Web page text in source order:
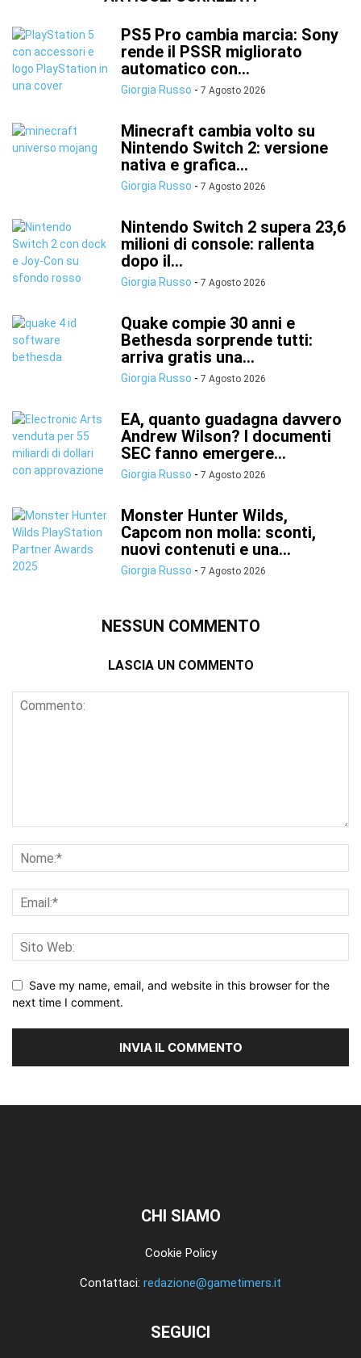
PS5 Pro cambia marcia: Sony
rende il PSSR migliorato
automatico con...
Giorgia Russo - 7 Agosto 2026
Minecraft cambia volto su
Nintendo Switch 2: versione
nativa e grafica...
Giorgia Russo - 7 Agosto 2026
Nintendo Switch 2 supera 23,6
milioni di console: rallenta
dopo il...
Giorgia Russo - 7 Agosto 2026
Quake compie 30 anni e
Bethesda sorprende tutti:
arriva gratis una...
Giorgia Russo - 7 Agosto 2026
EA, quanto guadagna davvero
Andrew Wilson? I documenti
SEC fanno emergere...
Giorgia Russo - 7 Agosto 2026
Monster Hunter Wilds,
Capcom non molla: sconti,
nuovi contenuti e una...
Giorgia Russo - 7 Agosto 2026
NESSUN COMMENTO
LASCIA UN COMMENTO
Save my name, email, and website in this browser for the
next time I comment.
CHI SIAMO
Cookie Policy
Contattaci: redazione@gametimers.it
SEGUICI